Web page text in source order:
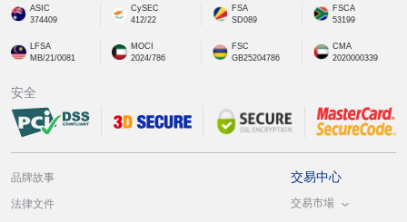
ASIC
374409
CySEC
412/22
FSA
SD089
FSCA
53199
LFSA
MB/21/0081
MOCI
2024/786
FSC
GB25204786
CMA
2020000339
安全
品牌故事
法律文件
交易中心
交易市場